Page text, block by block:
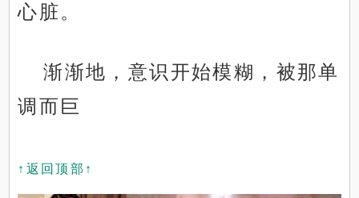
心脏。
渐渐地，意识开始模糊，被那单
调而巨
↑返回顶部↑